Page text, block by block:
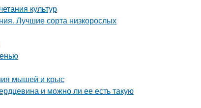
культур
Лучшие сорта низкорослых
мышей и крыс
и можно ли ее есть такую